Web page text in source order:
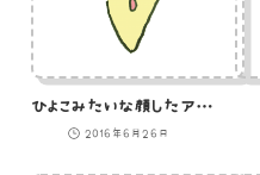
ひよこみたいな顔したアイスクリームのイラスト
2016年6月26日